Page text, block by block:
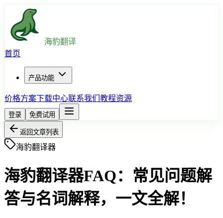
海豹翻译
首页
产品功能
价格方案下载中心联系我们 教程资源
登录 免费试用
返回文章列表
海豹翻译器
海豹翻译器FAQ：常见问题解
答与名词解释，一文全解！